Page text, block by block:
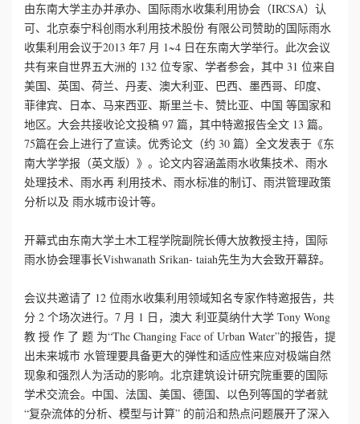
新
闻
资
誉
系
由东南大学主办并承办、国际雨水收集利用协会（IRCSA）认
可、北京泰宁科创雨水利用技术股份 有限公司赞助的国际雨水
收集利用会议于2013 年7 月 1~4 日在东南大学举行。此次会议
共有来自世界五大洲的 132 位专家、学者参会，其中 31 位来自
美国、英国、荷兰、丹麦、澳大利亚、巴西、墨西哥、印度、
菲律宾、日本、马来西亚、斯里兰卡、赞比亚、中国 等国家和
地区。大会共接收论文投稿 97 篇，其中特邀报告全文 13 篇。
75篇在会上进行了宣读。优秀论文（约 30 篇）全文发表于《东
南大学学报（英文版）》。论文内容涵盖雨水收集技术、雨水
处理技术、雨水再 利用技术、雨水标准的制订、雨洪管理政策
分析以及 雨水城市设计等。
开幕式由东南大学土木工程学院副院长傅大放教授主持，国际
雨水协会理事长Vishwanath Srikan- taiah先生为大会致开幕辞。
会议共邀请了 12 位雨水收集利用领域知名专家作特邀报告，共
分 2 个场次进行。7 月 1 日，澳大 利亚莫纳什大学 Tony Wong
教 授 作 了 题 为“The Changing Face of Urban Water”的报告，提
出未来城市 水管理要具备更大的弹性和适应性来应对极端自然
现象和强烈人为活动的影响。北京建筑设计研究院重要的国际
学术交流会。中国、法国、美国、德国、以色列等国的学者就
“复杂流体的分析、模型与计算” 的前沿和热点问题展开了深入